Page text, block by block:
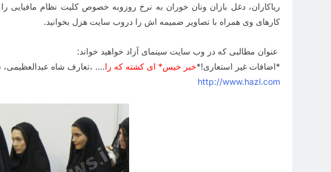
ریاکاران، دغل بازان ونان خوران به نرخ روزوبه خصوص کلیت نظام مافیایی
کارهای وی همراه با تصاویر ضمیمه اش را دروب سایت هزل بخوانید.
عنوان مطالبی که در وب سایت سینمای آزاد خواهید خواند:
*اضافات غیر استعاری!
*خبر خیس* ای کشته که را…. ،تعارف شاه
http://www.hazl.com